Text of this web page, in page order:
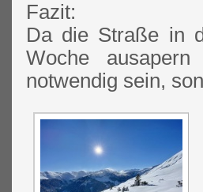
Fazit:
Da die Straße in
Woche
notwendig sein,